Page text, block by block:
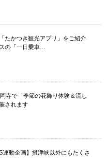
たかつき観光アプリ」をご紹介
の「一日乗車…
寺で「季節の花飾り体験＆流し
されます
連動企画】摂津峡以外にもたくさ